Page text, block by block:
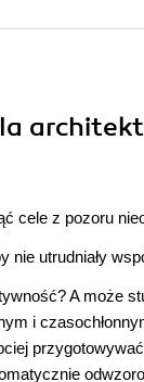
cele z pozoru
utrudniały
A może
i